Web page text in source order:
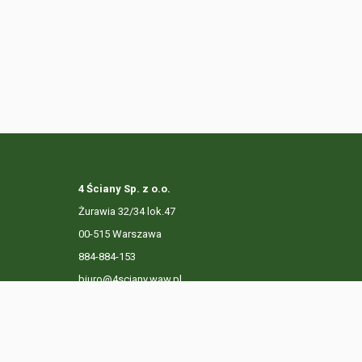
4 Ściany Sp. z o.o.
Żurawia 32/34 lok.47
00-515 Warszawa
884-884-153
biuro@4sciany.waw.pl